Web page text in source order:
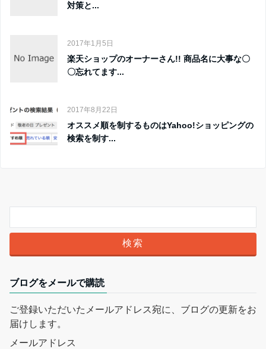
対策と...
2017年1月5日
楽天ショップのオーナーさん!! 商品名に大事な〇
〇忘れてます...
2017年8月22日
オススメ順を制するものはYahoo!ショッピングの
検索を制す...
ブログをメールで購読
ご登録いただいたメールアドレス宛に、ブログの更新をお
届けします。
メールアドレス